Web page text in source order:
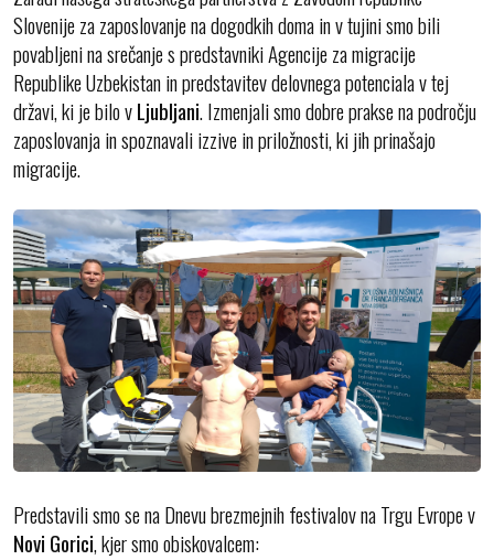
Slovenije za zaposlovanje na dogodkih doma in v tujini smo bili
povabljeni na srečanje s predstavniki Agencije za migracije
Republike Uzbekistan in predstavitev delovnega potenciala v tej
državi, ki je bilo vLjubljani. Izmenjali smo dobre prakse na področju
zaposlovanja in spoznavali izzive in priložnosti, ki jih prinašajo
migracije.
Predstavili smo se na Dnevu brezmejnih festivalov na Trgu Evrope v
Novi Gorici, kjer smo obiskovalcem: